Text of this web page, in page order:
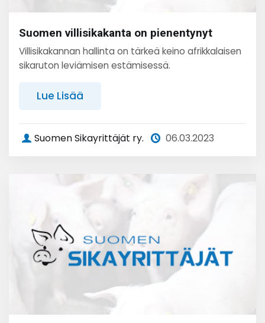
Suomen villisikakanta on pienentynyt
Villisikakannan hallinta on tärkeä keino afrikkalaisen
sikaruton leviämisen estämisessä.
Lue Lisää
Suomen Sikayrittäjät ry. 06.03.2023